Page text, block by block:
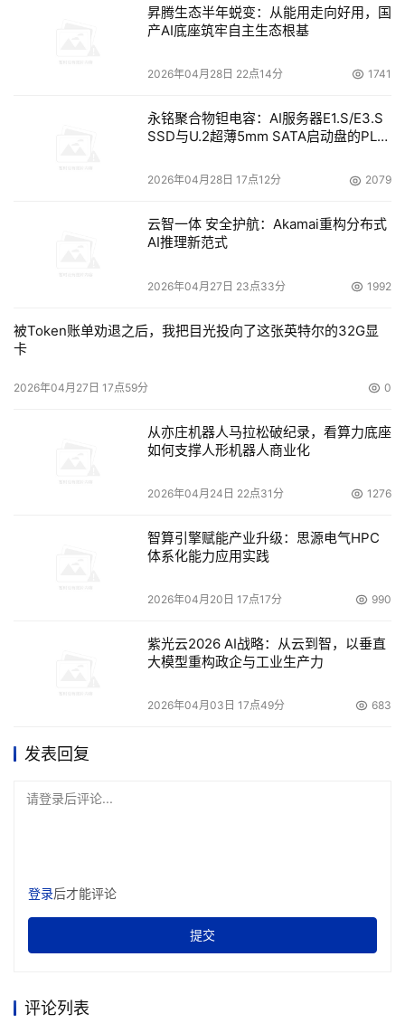
昇腾生态半年蜕变：从能用走向好用，国
产AI底座筑牢自主生态根基
2026年04月28日 22点14分 1741
永铭聚合物钽电容：AI服务器E1.S/E3.S
SSD与U.2超薄5mm SATA启动盘的PLP
2026年04月28日 17点12分 2079
云智一体 安全护航：Akamai重构分布式
AI推理新范式
2026年04月27日 23点33分 1992
被Token账单劝退之后，我把目光投向了这张英特尔的32G显
卡
2026年04月27日 17点59分 0
从亦庄机器人马拉松破纪录，看算力底座
如何支撑人形机器人商业化
2026年04月24日 22点31分 1276
智算引擎赋能产业升级：思源电气HPC
体系化能力应用实践
2026年04月20日 17点17分 990
紫光云2026 AI战略：从云到智，以垂直
大模型重构政企与工业生产力
2026年04月03日 17点49分 683
发表回复
请登录后评论...
登录后才能评论
提交
评论列表